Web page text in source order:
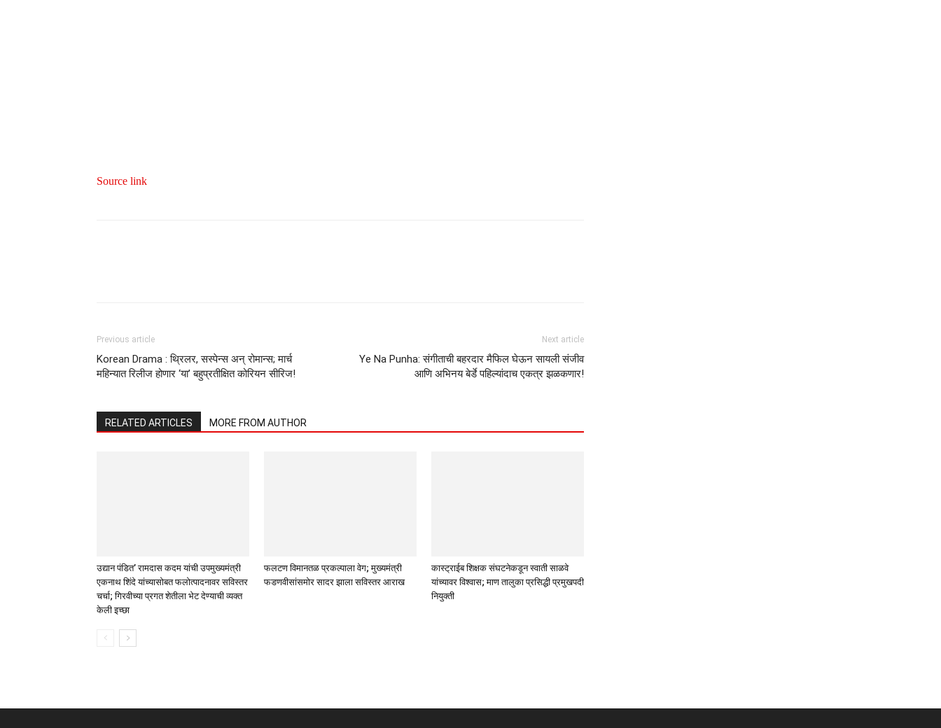
Source link
Previous article
Korean Drama : थ्रिलर, सस्पेन्स अन् रोमान्स; मार्च
महिन्यात रिलीज होणार ‘या’ बहुप्रतीक्षित कोरियन सीरिज!
Next article
Ye Na Punha: संगीताची बहरदार मैफिल घेऊन सायली संजीव
आणि अभिनय बेर्डे पहिल्यांदाच एकत्र झळकणार!
RELATED ARTICLES MORE FROM AUTHOR
उद्यान पंडित’ रामदास कदम यांची उपमुख्यमंत्री
एकनाथ शिंदे यांच्यासोबत फलोत्पादनावर सविस्तर
चर्चा; गिरवीच्या प्रगत शेतीला भेट देण्याची व्यक्त
केली इच्छा
फलटण विमानतळ प्रकल्पाला वेग; मुख्यमंत्री
फडणवीसांसमोर सादर झाला सविस्तर आराख
कास्ट्राईब शिक्षक संघटनेकडून स्वाती साळवे
यांच्यावर विश्वास; माण तालुका प्रसिद्धी प्रमुखपदी
नियुक्ती